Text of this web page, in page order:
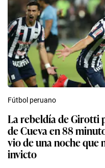
Fútbol peruano
La rebeldía de Girotti
de Cueva en 88
vio de una noche que
invicto